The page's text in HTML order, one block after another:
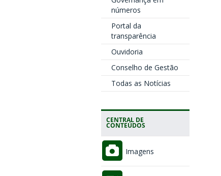
números
Portal da
transparência
Ouvidoria
Conselho de Gestão
Todas as Notícias
CENTRAL DE
CONTEÚDOS
Imagens